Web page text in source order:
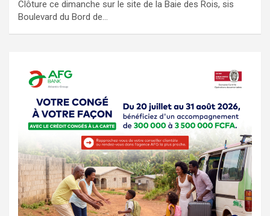
Clôture ce dimanche sur le site de la Baie des Rois, sis
Boulevard du Bord de…